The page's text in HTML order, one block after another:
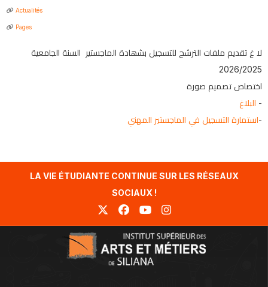
Actualités
Pages
لا غ تقدیم ملفات الترشح للتسجیل بشھادة الماجستیر السنة الجامعیة
2026/2025
اختصاص تصميم صورة
- البلاغ
-استمارة التسجيل في الماجستير المهني
LA VIE ÉTUDIANTE CONTINUE SUR LES RÉSEAUX
SOCIAUX !